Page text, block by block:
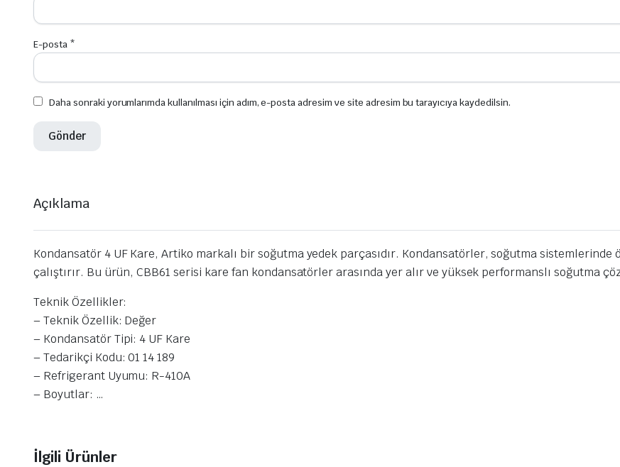
E-posta *
Daha sonraki yorumlarımda kullanılması için adım, e-posta adresim ve site adresim bu tarayıcıya kaydedilsin.
Açıklama
Kondansatör 4 UF Kare, Artiko markalı bir soğutma yedek parçasıdır. Kondansatörler, soğutma sistemlerinde
çalıştırır. Bu ürün, CBB61 serisi kare fan kondansatörler arasında yer alır ve yüksek performanslı soğutma
Teknik Özellikler:
– Teknik Özellik: Değer
– Kondansatör Tipi: 4 UF Kare
– Tedarikçi Kodu: 01 14 189
– Refrigerant Uyumu: R-410A
– Boyutlar: …
İlgili Ürünler